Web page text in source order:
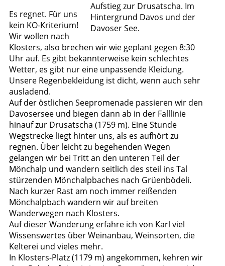
Aufstieg zur Drusatscha. Im
Hintergrund Davos und der
Davoser See.
Es regnet. Für uns
kein KO-Kriterium!
Wir wollen nach
Klosters, also brechen wir wie geplant gegen 8:30
Uhr auf. Es gibt bekannterweise kein schlechtes
Wetter, es gibt nur eine unpassende Kleidung.
Unsere Regenbekleidung ist dicht, wenn auch sehr
ausladend.
Auf der östlichen Seepromenade passieren wir den
Davosersee und biegen dann ab in der Falllinie
hinauf zur Drusatscha (1759 m). Eine Stunde
Wegstrecke liegt hinter uns, als es aufhört zu
regnen. Über leicht zu begehenden Wegen
gelangen wir bei Tritt an den unteren Teil der
Mönchalp und wandern seitlich des steil ins Tal
stürzenden Mönchalpbaches nach Grüenbödeli.
Nach kurzer Rast am noch immer reißenden
Mönchalpbach wandern wir auf breiten
Wanderwegen nach Klosters.
Auf dieser Wanderung erfahre ich von Karl viel
Wissenswertes über Weinanbau, Weinsorten, die
Kelterei und vieles mehr.
In Klosters-Platz (1179 m) angekommen, kehren wir